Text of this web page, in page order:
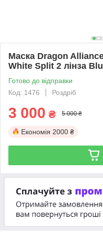
Маска Dragon
White Split 2 лінза
Готово до відправки
Код: 1476
Роздріб
3 000 ₴ 5 000 ₴
Економія 2000 ₴